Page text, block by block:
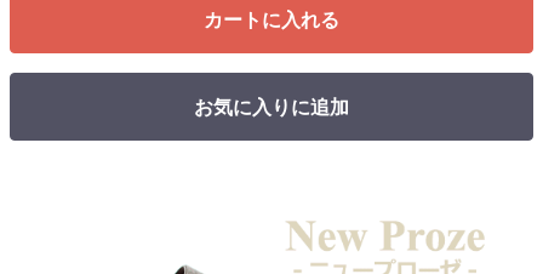
カートに入れる
お気に入りに追加